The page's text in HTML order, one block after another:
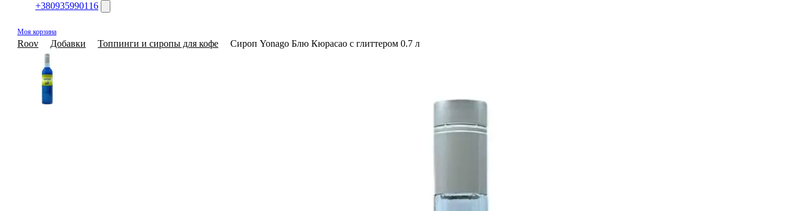
+380935990116
Моя корзина
Roov Добавки Топпинги и сиропы для кофе Сироп Yonago Блю Кюрасао с глиттером 0.7 л